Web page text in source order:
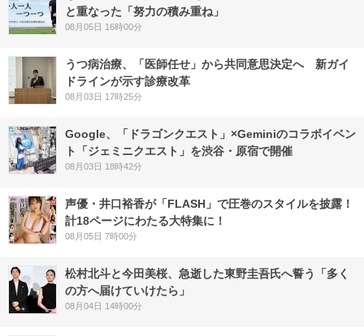
と重なった「努力の積み重ね」
08月05日 16時00分
うつ病治療、「医師任せ」から共同意思決定へ 新ガイ
ドラインが示す診療改革
08月03日 17時25分
Google、「ドラゴンクエスト」×Geminiのコラボイベン
ト「ジェミニクエスト」を渋谷・原宿で開催
08月03日 18時42分
声優・井口裕香が「FLASH」で圧巻のスタイルを披露！
計18ページにわたる大特集に！
08月05日 7時00分
松村北斗と今田美桜、急逝した東野圭吾氏へ誓う「多く
の方へ届けていけたら」
08月04日 14時00分